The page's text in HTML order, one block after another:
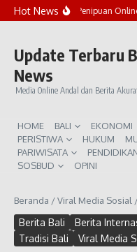
Lewati ke konten
Hot NewsMarak Penipuan
Update Terbaru
News
Media Online Andal dan Berita
HOME BALI EKONOMI
PERISTIWA
HUKUM
PARIWISATA
SOSBUD
OPINI
Beranda /Viral Media Sosial
Berita Bali Berita
Tradisi Bali
Viral Media